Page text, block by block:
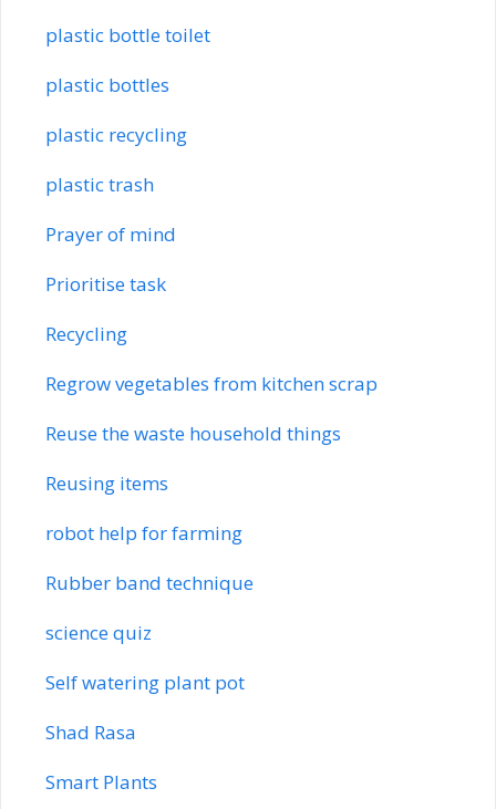
plastic bottle toilet
plastic bottles
plastic recycling
plastic trash
Prayer of mind
Prioritise task
Recycling
Regrow vegetables from kitchen scrap
Reuse the waste household things
Reusing items
robot help for farming
Rubber band technique
science quiz
Self watering plant pot
Shad Rasa
Smart Plants